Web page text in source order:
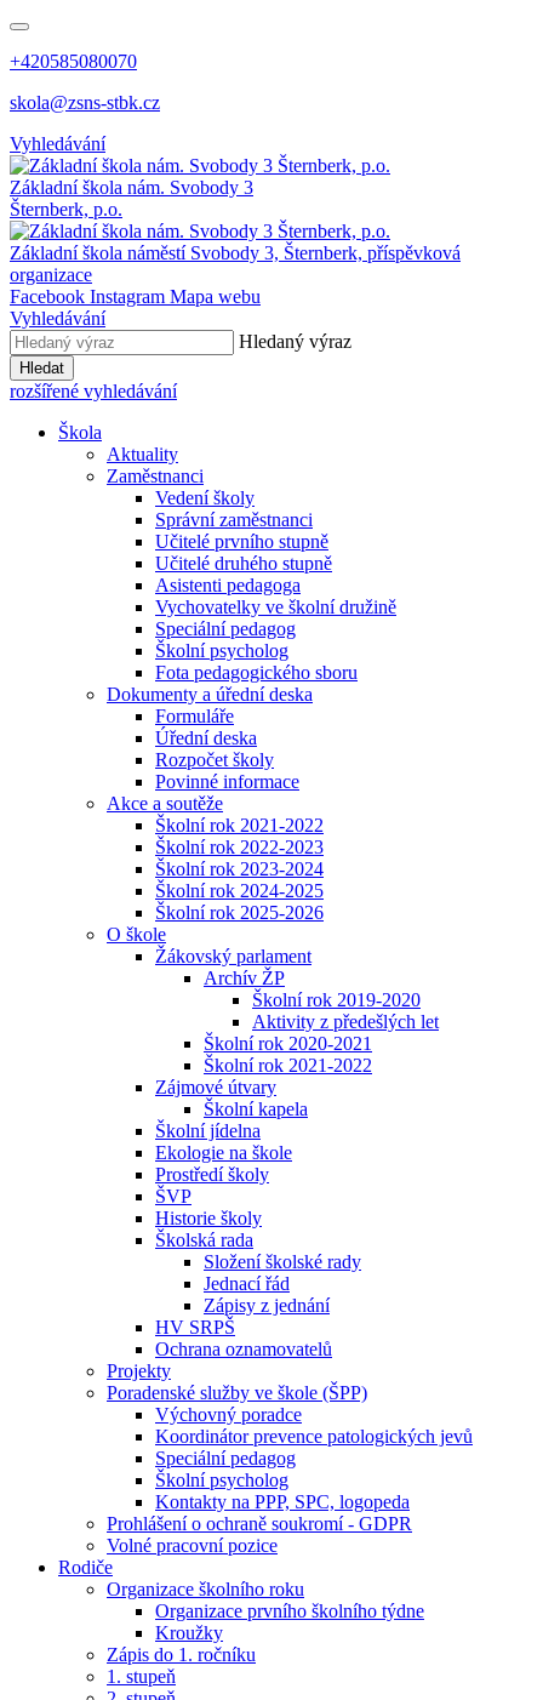
+420585080070
skola@zsns-stbk.cz
Vyhledávání
Základní škola nám. Svobody 3
Šternberk, p.o.
Základní škola náměstí Svobody 3, Šternberk, příspěvková
organizace
Facebook Instagram Mapa webu
Vyhledávání
Hledaný výraz
Hledat
rozšířené vyhledávání
Škola
Aktuality
Zaměstnanci
Vedení školy
Správní zaměstnanci
Učitelé prvního stupně
Učitelé druhého stupně
Asistenti pedagoga
Vychovatelky ve školní družině
Speciální pedagog
Školní psycholog
Fota pedagogického sboru
Dokumenty a úřední deska
Formuláře
Úřední deska
Rozpočet školy
Povinné informace
Akce a soutěže
Školní rok 2021-2022
Školní rok 2022-2023
Školní rok 2023-2024
Školní rok 2024-2025
Školní rok 2025-2026
O škole
Žákovský parlament
Archív ŽP
Školní rok 2019-2020
Aktivity z předešlých let
Školní rok 2020-2021
Školní rok 2021-2022
Zájmové útvary
Školní kapela
Školní jídelna
Ekologie na škole
Prostředí školy
ŠVP
Historie školy
Školská rada
Složení školské rady
Jednací řád
Zápisy z jednání
HV SRPŠ
Ochrana oznamovatelů
Projekty
Poradenské služby ve škole (ŠPP)
Výchovný poradce
Koordinátor prevence patologických jevů
Speciální pedagog
Školní psycholog
Kontakty na PPP, SPC, logopeda
Prohlášení o ochraně soukromí - GDPR
Volné pracovní pozice
Rodiče
Organizace školního roku
Organizace prvního školního týdne
Kroužky
Zápis do 1. ročníku
1. stupeň